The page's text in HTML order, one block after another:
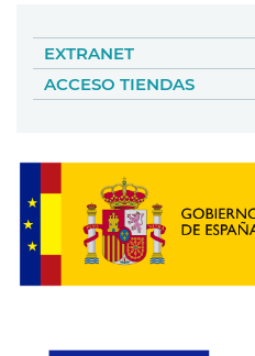
EXTRANET
ACCESO TIENDAS